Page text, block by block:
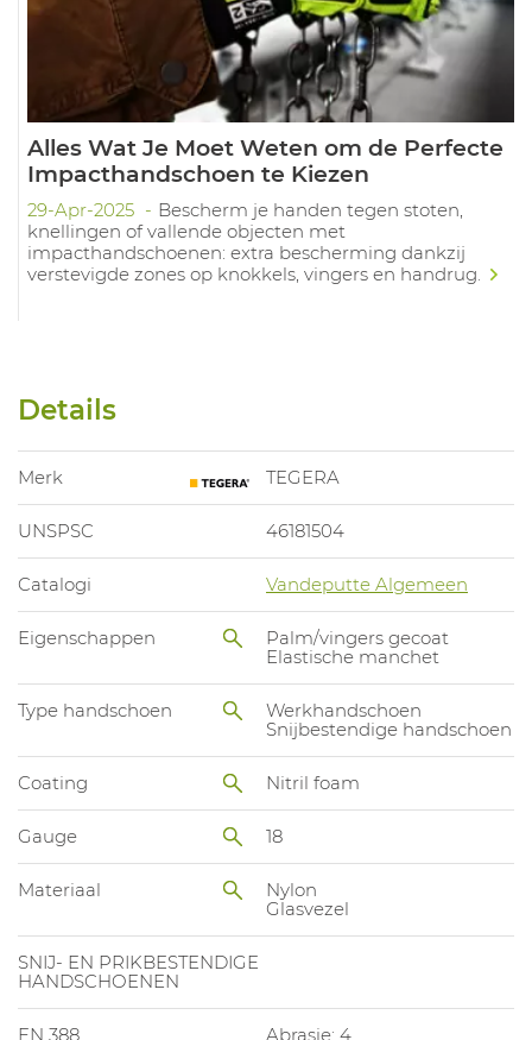
Alles Wat Je Moet Weten om de Perfecte
Impacthandschoen te Kiezen
29-Apr-2025
Bescherm je handen tegen stoten,
knellingen of vallende objecten met
impacthandschoenen: extra bescherming dankzij
verstevigde zones op knokkels, vingers en handrug.
Details
Merk TEGERA
UNSPSC 46181504
Catalogi Vandeputte Algemeen
Eigenschappen
Palm/vingers gecoat
Elastische manchet
Type handschoen
Werkhandschoen
Snijbestendige handschoen
Coating Nitril foam
Gauge 18
Materiaal
Nylon
Glasvezel
SNIJ- EN PRIKBESTENDIGE
HANDSCHOENEN
EN 388 Abrasie: 4